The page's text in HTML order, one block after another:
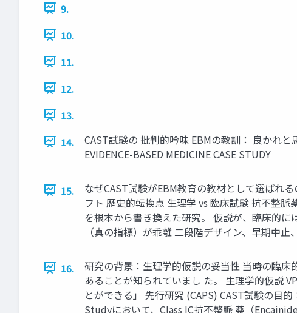
9.
10.
11.
12.
13.
14.
CAST試験の 批判的吟味 EBMの教訓： 良かれ
EVIDENCE-BASED MEDICINE CASE STUDY
15.
なぜCAST試験がEBM教育の教材として選ばれ
フト 歴史的転換点 生理学 vs 臨床試験 抗不整
を根本から書き換えた研究。 仮説が、臨床的
（真の指標）が乖離 二段階デザイン、早期中
16.
研究の背景：生理学的仮説の妥当性 当時の臨
あることが知られていまし た。 生理学的仮説
とができる」 先行研究 (CAPS) CAST試験の目
Studyにおいて、Class IC抗不整脈 薬（